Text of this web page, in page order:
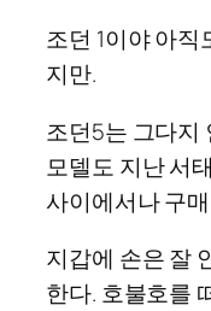
조던 1이야 아
지만.
조던5는 그다지
모델도 지난 서
사이에서나 구
지갑에 손은 잘
한다. 호불호를